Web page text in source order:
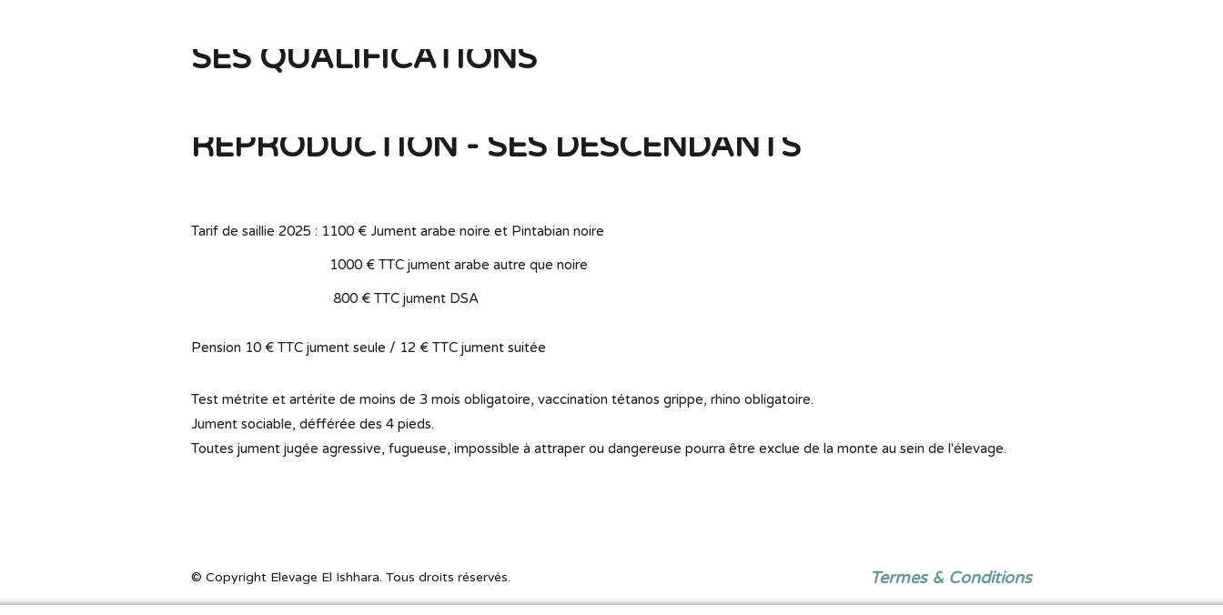
SES QUALIFICATIONS
REPRODUCTION - SES DESCENDANTS
Tarif de saillie 2025 : 1100 € Jument arabe noire et Pintabian noire
1000 € TTC jument arabe autre que noire
800 € TTC jument DSA
Pension 10 € TTC jument seule / 12 € TTC jument suitée
Test métrite et artérite de moins de 3 mois obligatoire, vaccination tétanos grippe, rhino obligatoire.
Jument sociable, défférée des 4 pieds.
Toutes jument jugée agressive, fugueuse, impossible à attraper ou dangereuse pourra être exclue de la monte au sein de l'élevage.
© Copyright Elevage El Ishhara. Tous droits réservés. Termes & Conditions